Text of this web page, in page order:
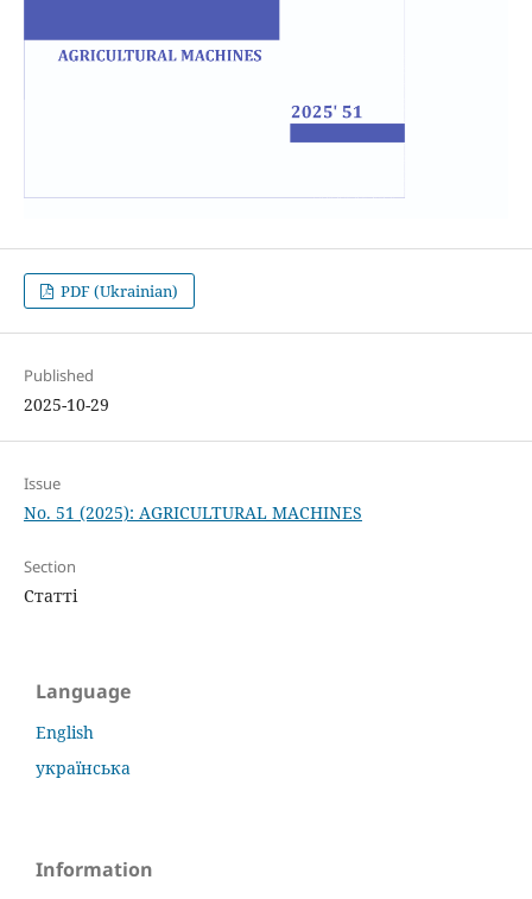
PDF (Ukrainian)
Published
2025-10-29
Issue
No. 51 (2025): AGRICULTURAL MACHINES
Section
Статті
Language
English
українська
Information